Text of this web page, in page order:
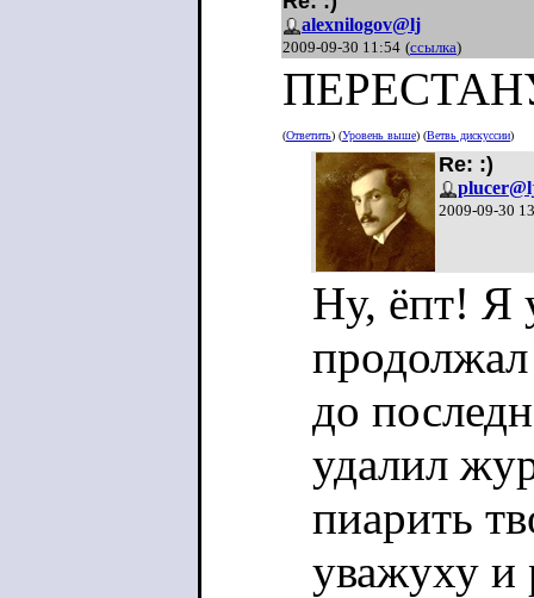
alexnilogov@lj
2009-09-30 11:54 (ссылка)
(Ответить) (Уровень выше) (Ветвь дискуссии)
Re: :)
2009-09-30
Ну, ёпт! Я
до
удалил
пиарить
уважуху и